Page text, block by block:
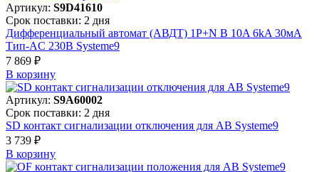
Артикул: S9D41610
Срок поставки: 2 дня
Дифференциальный автомат (АВДТ) 1P+N B 10A 6kA 30мА
Тип-AC 230В Systeme9
7 869 ₽
В корзинy
Артикул: S9A60002
Срок поставки: 2 дня
SD контакт сигнализации отключения для АВ Systeme9
3 739 ₽
В корзинy